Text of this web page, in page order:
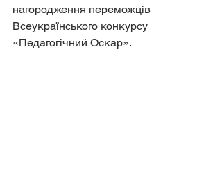
нагородження переможців
Всеукраїнського конкурсу
«Педагогічний Оскар».